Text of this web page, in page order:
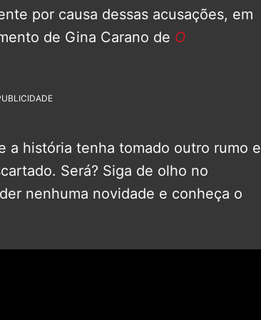
por causa dessas acusações, em
de Gina Carano de O
a história tenha tomado outro rumo e
Será? Siga de olho no
nenhuma novidade e conheça o